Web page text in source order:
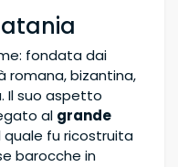
fondata dai
romana, bizantina,
Il suo aspetto
al grande
quale fu ricostruita
barocche in